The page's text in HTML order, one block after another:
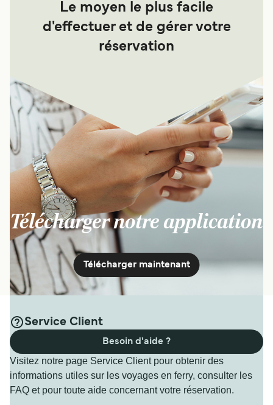
Le moyen le plus facile
d'effectuer et de gérer votre
réservation
Télécharger notre application
Télécharger maintenant
Service Client
Visitez notre page Service Client pour obtenir des
informations utiles sur les voyages en ferry, consulter les
FAQ et pour toute aide concernant votre réservation.
Besoin d'aide ?